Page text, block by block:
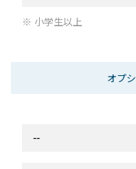
小学生以上
オプ